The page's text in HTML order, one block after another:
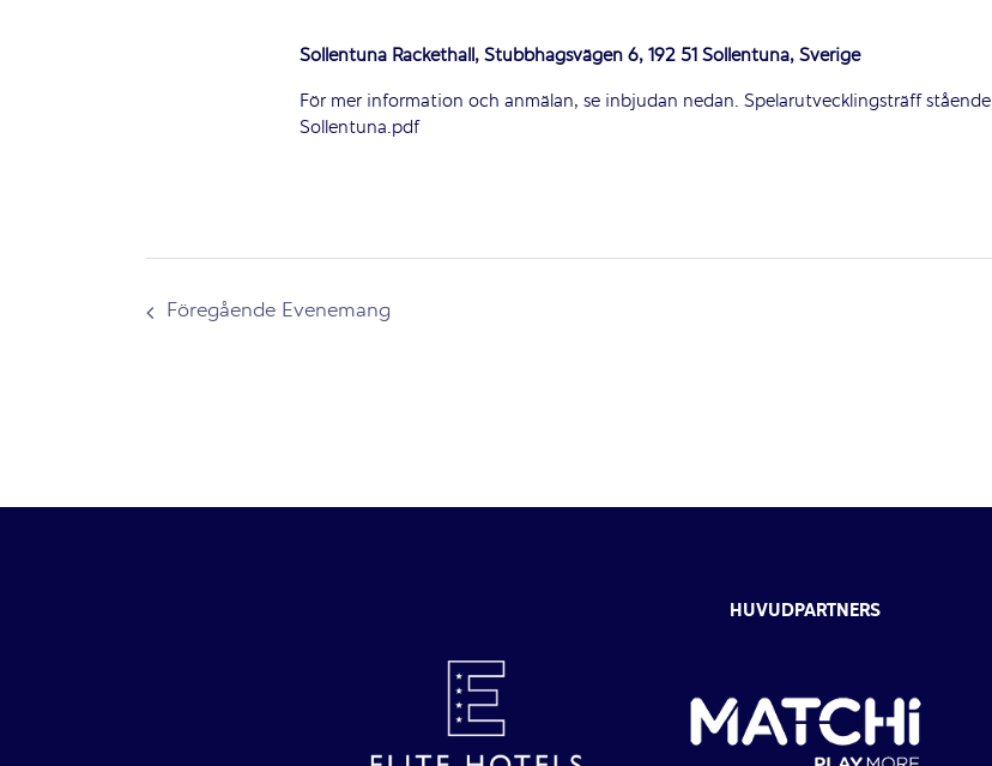
Sollentuna Rackethall, Stubbhagsvägen 6, 192 51 Sollentuna, Sverige
För mer information och anmälan, se inbjudan nedan. Spelarutvecklingsträff stående
Sollentuna.pdf
Föregående Evenemang
HUVUDPARTNERS